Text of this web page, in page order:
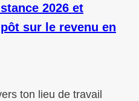
2026 et
sur le revenu en
ton lieu de travail